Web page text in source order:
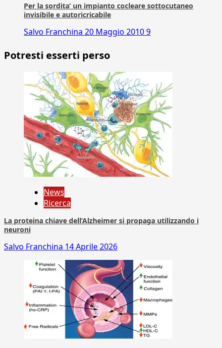
Per la sordita’ un impianto cocleare sottocutaneo
invisibile e autoricricabile
Salvo Franchina 20 Maggio 20109
Potresti esserti perso
News
Ricerca
La proteina chiave dell’Alzheimer si propaga utilizzando i
neuroni
Salvo Franchina 14 Aprile 2026